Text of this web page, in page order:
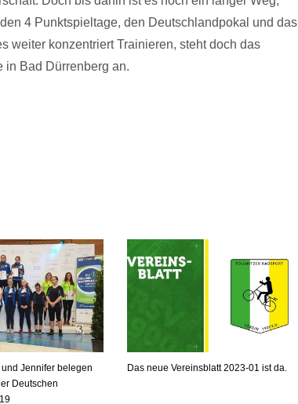
4 Punktspieltage, den Deutschlandpokal und das
weiter konzentriert Trainieren, steht doch das
in Bad Dürrenberg an.
Jennifer belegen
Deutschen
Das neue Vereinsblatt 2023-01 ist da.